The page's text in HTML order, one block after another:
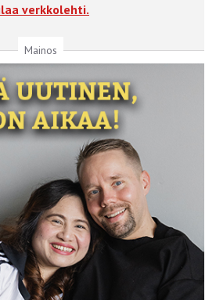
verkkolehti.
Mainos